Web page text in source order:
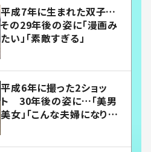
平成7年に生まれた双子…
その29年後の姿に「漫画み
たい」「素敵すぎる」
平成6年に撮った2ショッ
ト 30年後の姿に…「美男
美女」「こんな夫婦になりた